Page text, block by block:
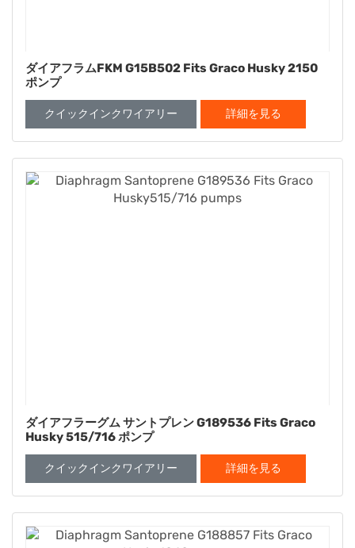
ダイアフラムFKM G15B502 Fits Graco Husky 2150
ポンプ
クイックインクワイアリー 詳細を見る
ダイアフラーグム サントプレン G189536 Fits Graco
Husky 515/716 ポンプ
クイックインクワイアリー 詳細を見る